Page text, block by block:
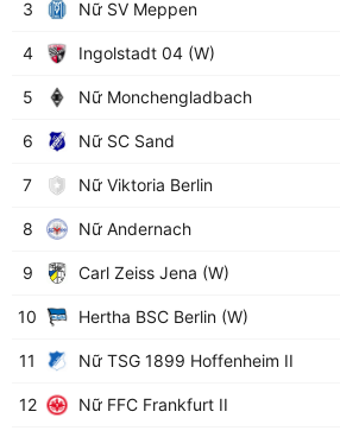
3 Nữ SV Meppen
4 Ingolstadt 04 (W)
5 Nữ Monchengladbach
6 Nữ SC Sand
7 Nữ Viktoria Berlin
8 Nữ Andernach
9 Carl Zeiss Jena (W)
10 Hertha BSC Berlin (W)
11 Nữ TSG 1899 Hoffenheim II
12 Nữ FFC Frankfurt II